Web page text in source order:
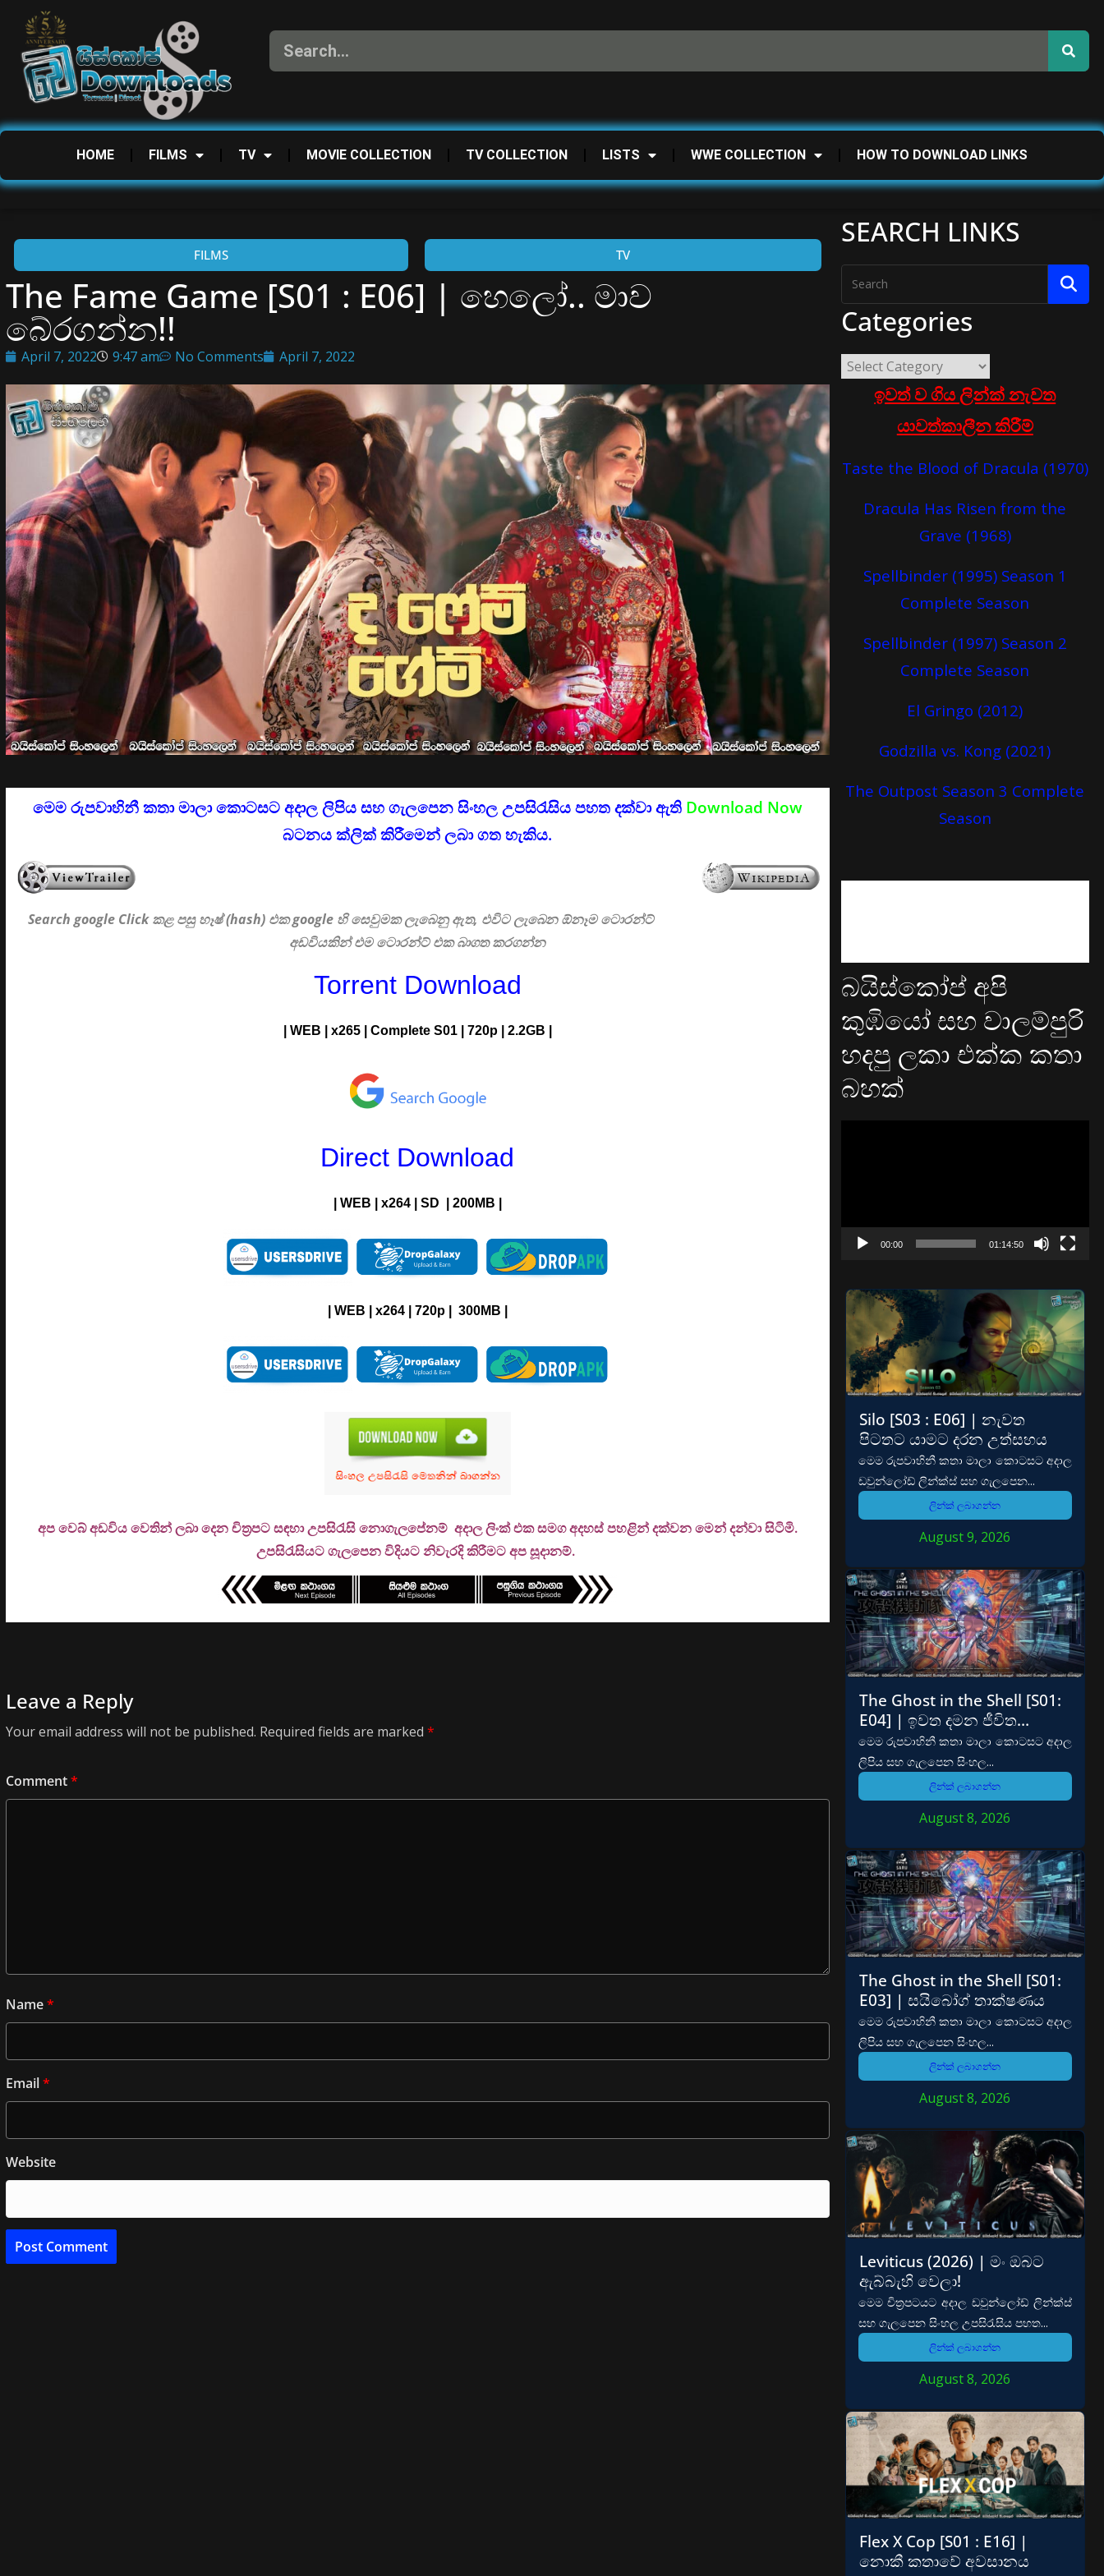
HOME FILMS TV MOVIE COLLECTION TV COLLECTION LISTS WWE COLLECTION HOW TO DOWNLOAD LINKS
FILMS TV
The Fame Game [S01 : E06] | හෙලෝ.. මාව
බේරගන්න!!
April 7, 2022 9:47 am No Comments April 7, 2022
මෙම රුපවාහිනී කතා මාලා කොටසට අදාල ලිපිය සහ ගැලපෙන සිංහල උපසිරැසිය පහත දක්වා ඇති Download Now
බටනය ක්ලික් කිරීමෙන් ලබා ගත හැකිය.
Search google Clickකළ පසු හෑෂ් (hash) එක google හි සෙවුමක ලැබෙනු ඇත, එවිට ලැබෙන ඕනෑම ටොරන්ට්
අඩවියකින් එම ටොරන්ට් එක බාගත කරගන්න
Torrent Download
| WEB | x265 | CompleteS01 | 720p | 2.2GB |
Direct Download
| WEB | x264 | SD | 200MB |
| WEB | x264 | 720p | 300MB |
අප වෙබ් අඩවිය වෙතින් ලබා දෙන චිත්‍රපට සඳහා උපසිරැසි නොගැලපේනම් අදාල ලිංක් එක සමග අදහස් පහළින් දක්වන මෙන් දන්වා සිටිමි.
උපසිරැසියට ගැලපෙන විදියට නිවැරදි කිරීමට අප සූදානම්.
Leave a Reply
Your email address will not be published. Required fields are marked *
Comment*
Name*
Email*
Website
SEARCH LINKS
Categories
ඉවත් ව ගිය ලින්ක් නැවත
යාවත්කාලීන කිරීම්
Taste the Blood of Dracula (1970)
Dracula Has Risen from the
Grave (1968)
Spellbinder (1995) Season 1
Complete Season
Spellbinder (1997) Season 2
Complete Season
El Gringo (2012)
Godzilla vs. Kong (2021)
The Outpost Season 3 Complete
Season
බයිස්කෝප් අපි
කුඹියෝ සහ වාලම්පුරි
හදපු ලකා එක්ක කතා
බහක්
00:00 01:14:50
Silo [S03 : E06] | නැවත
පිටතට යාමට දරන උත්සහය
මෙම රුපවාහිනී කතා මාලා කොටසට අදාල
ඩවුන්ලෝඩ් ලින්ක්ස් සහ ගැලපෙන...
ලින්ක් ලබාගන්න
August 9, 2026
The Ghost in the Shell [S01:
E04] | ඉවත දමන ජීවිත…
මෙම රුපවාහිනී කතා මාලා කොටසට අදාල
ලිපිය සහ ගැලපෙන සිංහල...
ලින්ක් ලබාගන්න
August 8, 2026
The Ghost in the Shell [S01:
E03] | සයිබෝග් තාක්ෂණය
මෙම රුපවාහිනී කතා මාලා කොටසට අදාල
ලිපිය සහ ගැලපෙන සිංහල...
ලින්ක් ලබාගන්න
August 8, 2026
Leviticus (2026) | මං ඔබට
ඇබ්බැහි වෙලා!
මෙම චිත්‍රපටයට අදාල ඩවුන්ලෝඩ් ලින්ක්ස්
සහ ගැලපෙන සිංහල උපසිරැසිය පහත...
ලින්ක් ලබාගන්න
August 8, 2026
Flex X Cop [S01 : E16] |
නොකී කතාවේ අවසානය